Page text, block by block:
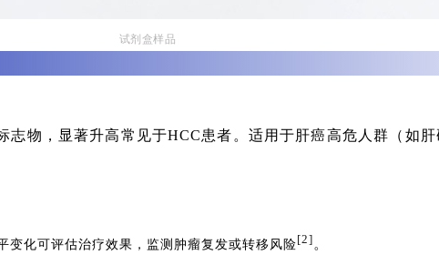
试剂盒样品
志物，显著升高常见于HCC患者。适用于肝癌高危人群（如
变化可评估治疗效果，监测肿瘤复发或转移风险[2] 。